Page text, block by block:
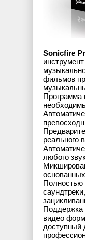
Sonicfire
фильмов
Программа
реального
любого
Полностью
Поддержка
видео
доступный